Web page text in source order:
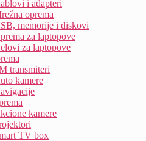
i adapteri
oprema
memorije i diskovi
za laptopove
za laptopove
transmiteri
kamere
kamere
TV box